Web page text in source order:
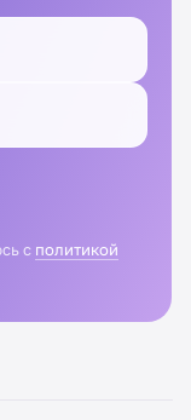
с политикой